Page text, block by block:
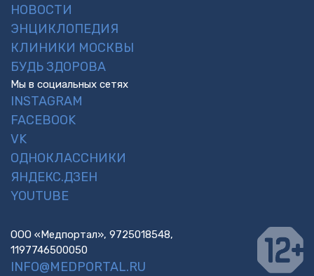
НОВОСТИ
ЭНЦИКЛОПЕДИЯ
КЛИНИКИ МОСКВЫ
БУДЬ ЗДОРОВА
Мы в социальных сетях
INSTAGRAM
FACEBOOK
VK
ОДНОКЛАССНИКИ
ЯНДЕКС.ДЗЕН
YOUTUBE
ООО «Медпортал», 9725018548,
1197746500050
INFO@MEDPORTAL.RU